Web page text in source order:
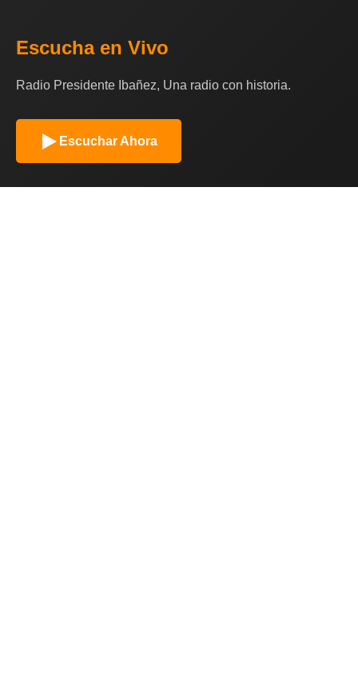
Escucha en Vivo
Radio Presidente Ibañez, Una radio con historia.
Escuchar Ahora